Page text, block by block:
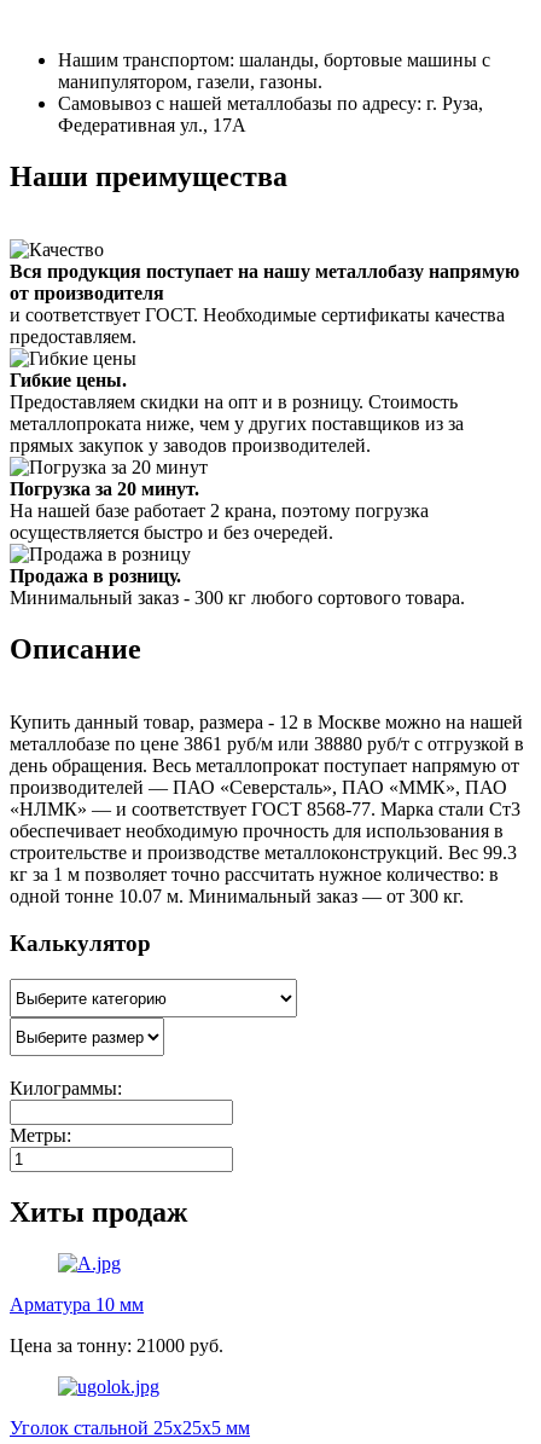
Нашим транспортом: шаланды, бортовые машины с
манипулятором, газели, газоны.
Самовывоз с нашей металлобазы по адресу: г. Руза,
Федеративная ул., 17А
Наши преимущества
Вся продукция поступает на нашу металлобазу напрямую
от производителя
и соответствует ГОСТ. Необходимые сертификаты качества
предоставляем.
Гибкие цены.
Предоставляем скидки на опт и в розницу. Стоимость
металлопроката ниже, чем у других поставщиков из за
прямых закупок у заводов производителей.
Погрузка за 20 минут.
На нашей базе работает 2 крана, поэтому погрузка
осуществляется быстро и без очередей.
Продажа в розницу.
Минимальный заказ - 300 кг любого сортового товара.
Описание
Купить данный товар, размера - 12 в Москве можно на нашей
металлобазе по цене 3861 руб/м или 38880 руб/т с отгрузкой в
день обращения. Весь металлопрокат поступает напрямую от
производителей — ПАО «Северсталь», ПАО «ММК», ПАО
«НЛМК» — и соответствует ГОСТ 8568-77. Марка стали Ст3
обеспечивает необходимую прочность для использования в
строительстве и производстве металлоконструкций. Вес 99.3
кг за 1 м позволяет точно рассчитать нужное количество: в
одной тонне 10.07 м. Минимальный заказ — от 300 кг.
Калькулятор
Килограммы:
Метры:
Хиты продаж
Арматура 10 мм
Цена за тонну: 21000 руб.
Уголок стальной 25х25х5 мм